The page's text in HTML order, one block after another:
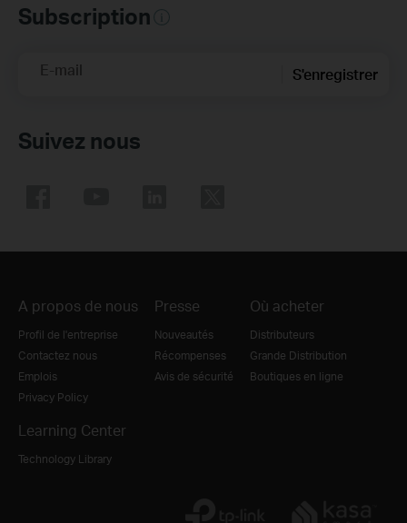
Subscription
E-mail S'enregistrer
Suivez nous
A propos de nous
Profil de l'entreprise
Contactez nous
Emplois
Privacy Policy
Presse
Nouveautés
Récompenses
Avis de sécurité
Où acheter
Distributeurs
Grande Distribution
Boutiques en ligne
Learning Center
Technology Library